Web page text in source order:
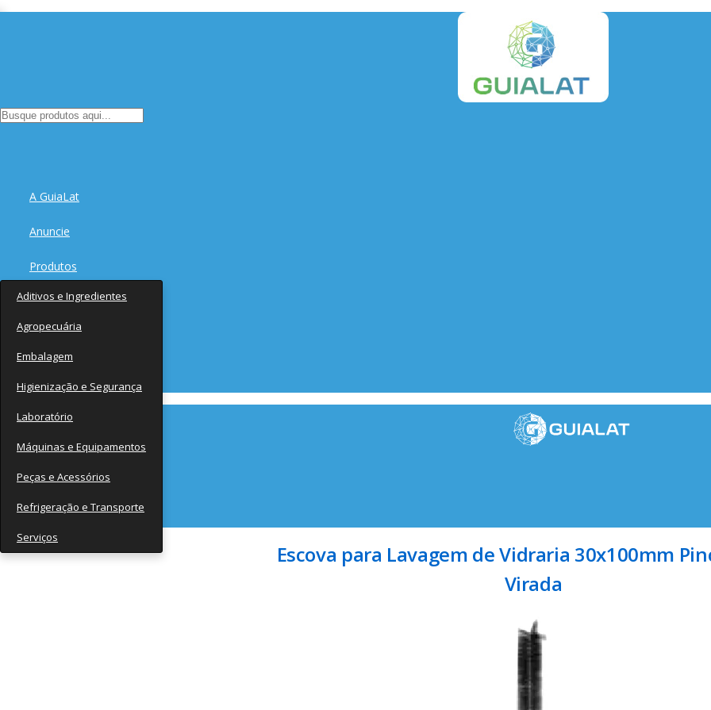
A GuiaLat
Anuncie
Produtos
Aditivos e Ingredientes
Agropecuária
Embalagem
Higienização e Segurança
Laboratório
Máquinas e Equipamentos
Peças e Acessórios
Refrigeração e Transporte
Serviços
Fornecedores
Notícias
Escova para Lavagem de Vidraria 30x100mm
Virada